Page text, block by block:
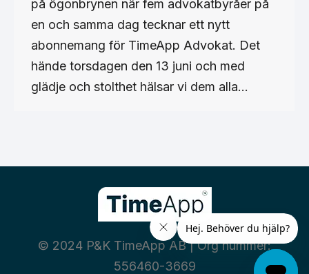
på ögonbrynen när fem advokatbyråer på
en och samma dag tecknar ett nytt
abonnemang för TimeApp Advokat. Det
hände torsdagen den 13 juni och med
glädje och stolthet hälsar vi dem alla…
© 2024 P&K TimeApp AB | Org nummer:
556460-3669